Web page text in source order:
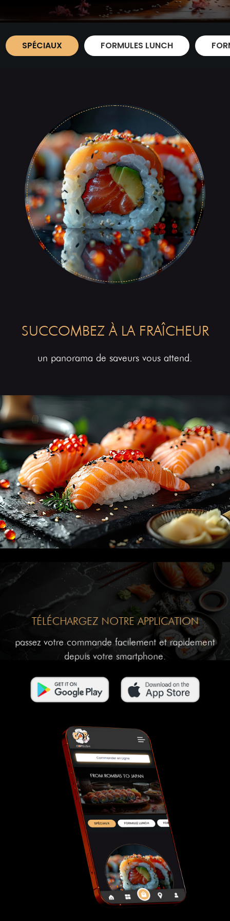
SPÉCIAUX FORMULES LUNCH
SUCCOMBEZ À LA FRAÎCHEUR
un panorama de saveurs vous attend.
TÉLÉCHARGEZ NOTRE APPLICATION
passez votre commande facilement et rapidement
depuis votre smartphone.